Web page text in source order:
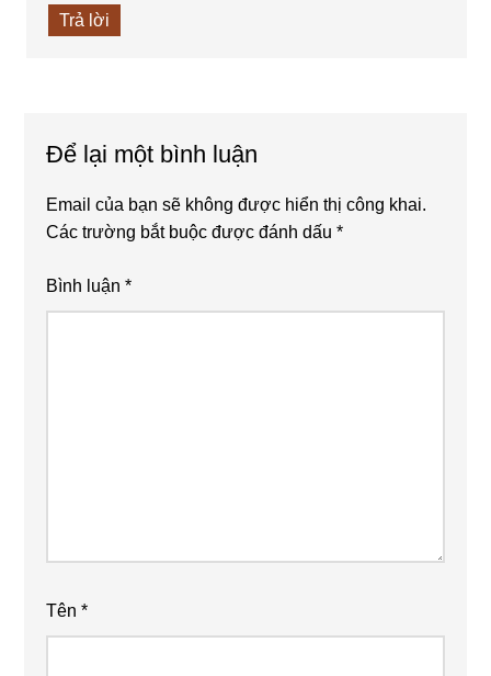
Trả lời
Để lại một bình luận
Email của bạn sẽ không được hiển thị công khai.
Các trường bắt buộc được đánh dấu*
Bình luận*
Tên*